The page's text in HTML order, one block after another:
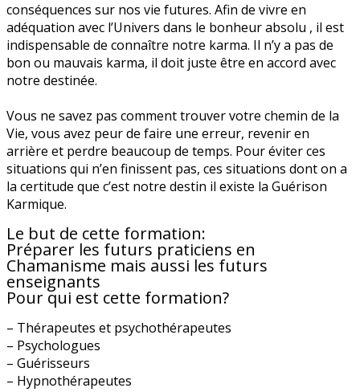
conséquences sur nos vie futures. Afin de vivre en
adéquation avec l’Univers dans le bonheur absolu , il est
indispensable de connaître notre karma. Il n’y a pas de
bon ou mauvais karma, il doit juste être en accord avec
notre destinée.
Vous ne savez pas comment trouver votre chemin de la
Vie, vous avez peur de faire une erreur, revenir en
arrière et perdre beaucoup de temps. Pour éviter ces
situations qui n’en finissent pas, ces situations dont on a
la certitude que c’est notre destin il existe la Guérison
Karmique.
Le but de cette formation:
Préparer les futurs praticiens en
Chamanisme mais aussi les futurs
enseignants
Pour qui est cette formation?
– Thérapeutes et psychothérapeutes
– Psychologues
– Guérisseurs
– Hypnothérapeutes